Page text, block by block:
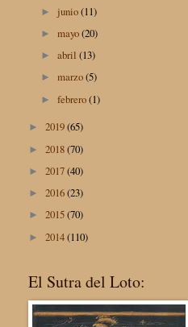
► junio(11)
►mayo(20)
►abril(13)
►marzo(5)
►febrero(1)
► 2019(65)
► 2018(70)
► 2017(40)
► 2016(23)
► 2015(70)
► 2014(110)
El Sutra del Loto: